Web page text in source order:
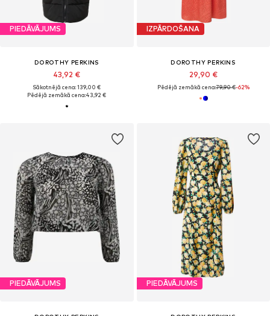
PIEDĀVĀJUMS
DOROTHY PERKINS
43,92 €
Sākotnējā cena: 139,00 €
Pēdējā zemākā cena:43,92 €
IZPĀRDOŠANA
DOROTHY PERKINS
29,90 €
Pēdējā zemākā cena:79,90 €-62%
PIEDĀVĀJUMS PIEDĀVĀJUMS